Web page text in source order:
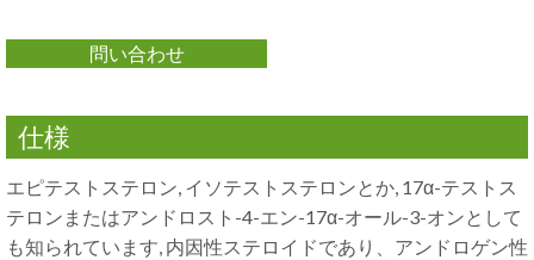
問い合わせ
仕様
エピテストステロン, イソテストステロンとか, 17α-テストス
テロンまたはアンドロスト-4-エン-17α-オール-3-オンとして
も知られています, 内因性ステロイドであり、アンドロゲン性